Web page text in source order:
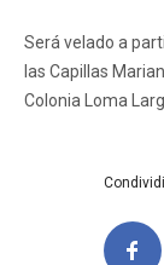
Será velado a
las Capillas
Colonia Loma